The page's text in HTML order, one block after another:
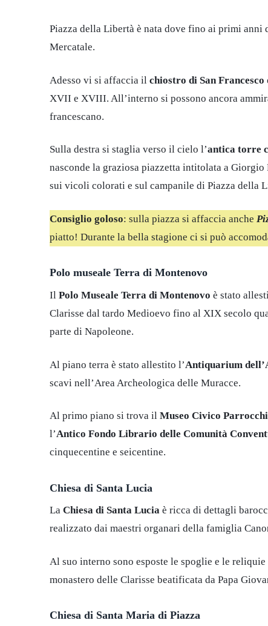
Piazza della Libertà è nata dove fino ai primi anni
Mercatale.
Adesso vi si affaccia il chiostro di San Francesco
XVII e XVIII. All’interno si possono ancora
francescano.
Sulla destra si staglia verso il cielo l’antica torre
nasconde la graziosa piazzetta intitolata a
sui vicoli colorati e sul campanile di Piazza della
Consiglio goloso: sulla piazza si affaccia anche
piatto! Durante la bella stagione ci si può
Polo museale Terra di Montenovo
Il Polo Museale Terra di Montenovo è stato
Clarisse dal tardo Medioevo fino al XIX secolo
parte di Napoleone.
Al piano terra è stato allestito l’Antiquarium
scavi nell’Area Archeologica delle Muracce.
Al primo piano si trova il Museo Civico
l’Antico Fondo Librario delle Comunità
cinquecentine e seicentine.
Chiesa di Santa Lucia
La Chiesa di Santa Lucia è ricca di dettagli
realizzato dai maestri organari della famiglia
Al suo interno sono esposte le spoglie e le
monastero delle Clarisse beatificata da Papa
Chiesa di Santa Maria di Piazza